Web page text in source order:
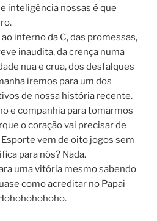
inteligência nossas é que
inferno da C, das promessas,
inaudita, da crença numa
nua e crua, dos desfalques
iremos para um dos
de nossa história recente.
e companhia para tomarmos
o coração vai precisar de
vem de oito jogos sem
para nós? Nada.
uma vitória mesmo sabendo
como acreditar no Papai